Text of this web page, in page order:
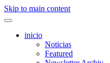
Skip to main content
inicio
Noticias
Featured